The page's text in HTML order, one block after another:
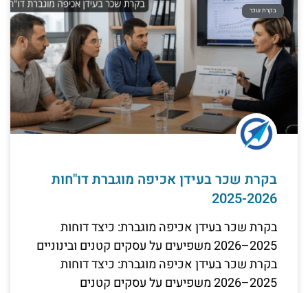
בקרת שכר
בקרת שכר בעידן אכיפה מוגברת דו"חות
2025-2026
בקרת שכר בעידן אכיפה מוגברת: כיצד דוחות
2025–2026 משפיעים על עסקים קטנים ובינוניים
בקרת שכר בעידן אכיפה מוגברת: כיצד דוחות
2025–2026 משפיעים על עסקים קטנים